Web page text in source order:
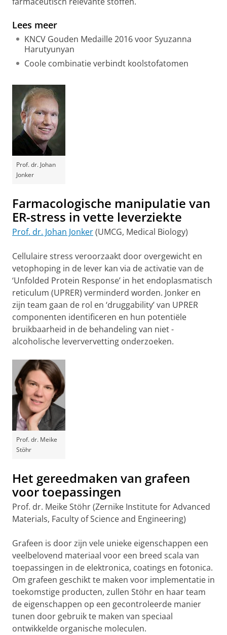
Lees meer
KNCV Gouden Medaille 2016 voor Syuzanna
Harutyunyan
Coole combinatie verbindt koolstofatomen
Prof. dr. Johan
Jonker
Farmacologische manipulatie van
ER-stress in vette leverziekte
Prof. dr. Johan Jonker(UMCG, Medical Biology)
Cellulaire stress veroorzaakt door overgewicht en
vetophoping in de lever kan via de activatie van de
‘Unfolded Protein Response’ in het endoplasmatisch
reticulum (UPRER) verminderd worden. Jonker en
zijn team gaan de rol en ‘druggability’ van UPRER
componenten identificeren en hun potentiële
bruikbaarheid in de behandeling van niet -
alcoholische leververvetting onderzoeken.
Prof. dr. Meike
Stöhr
Het gereedmaken van grafeen
voor toepassingen
Prof. dr. Meike Stöhr (Zernike Institute for Advanced
Materials, Faculty of Science and Engineering)
Grafeen is door zijn vele unieke eigenschappen een
veelbelovend materiaal voor een breed scala van
toepassingen in de elektronica, coatings en fotonica.
Om grafeen geschikt te maken voor implementatie in
toekomstige producten, zullen Stöhr en haar team
de eigenschappen op een gecontroleerde manier
tunen door gebruik te maken van speciaal
ontwikkelde organische moleculen.